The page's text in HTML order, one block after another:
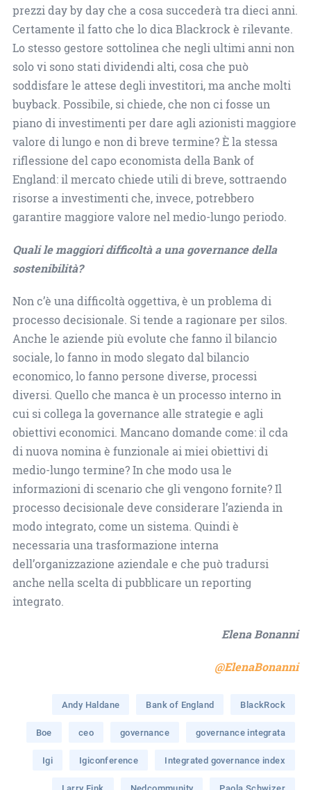
prezzi day by day che a cosa succederà tra dieci anni.
Certamente il fatto che lo dica Blackrock è rilevante.
Lo stesso gestore sottolinea che negli ultimi anni non
solo vi sono stati dividendi alti, cosa che può
soddisfare le attese degli investitori, ma anche molti
buyback. Possibile, si chiede, che non ci fosse un
piano di investimenti per dare agli azionisti maggiore
valore di lungo e non di breve termine? È la stessa
riflessione del capo economista della Bank of
England: il mercato chiede utili di breve, sottraendo
risorse a investimenti che, invece, potrebbero
garantire maggiore valore nel medio-lungo periodo.
Quali le maggiori difficoltà a una governance della
sostenibilità?
Non c’è una difficoltà oggettiva, è un problema di
processo decisionale. Si tende a ragionare per silos.
Anche le aziende più evolute che fanno il bilancio
sociale, lo fanno in modo slegato dal bilancio
economico, lo fanno persone diverse, processi
diversi. Quello che manca è un processo interno in
cui si collega la governance alle strategie e agli
obiettivi economici. Mancano domande come: il cda
di nuova nomina è funzionale ai miei obiettivi di
medio-lungo termine? In che modo usa le
informazioni di scenario che gli vengono fornite? Il
processo decisionale deve considerare l’azienda in
modo integrato, come un sistema. Quindi è
necessaria una trasformazione interna
dell’organizzazione aziendale e che può tradursi
anche nella scelta di pubblicare un reporting
integrato.
Elena Bonanni
@ElenaBonanni
Andy Haldane Bank of England BlackRock
Boe ceo governance governance integrata
Igi Igiconference Integrated governance index